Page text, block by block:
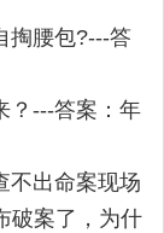
掏腰包?---答
？---答案：年
不出命案现场
破案了，为什